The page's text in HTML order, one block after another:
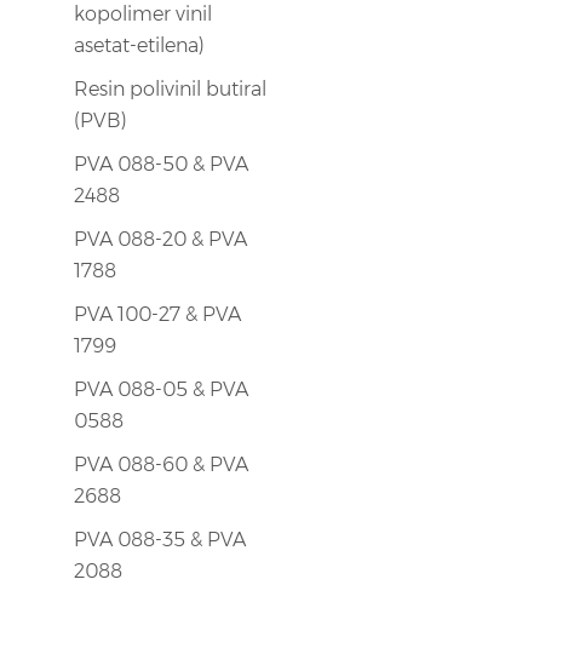
kopolimer vinil
asetat-etilena)
Resin polivinil butiral
(PVB)
PVA 088-50 & PVA
2488
PVA 088-20 & PVA
1788
PVA 100-27 & PVA
1799
PVA 088-05 & PVA
0588
PVA 088-60 & PVA
2688
PVA 088-35 & PVA
2088